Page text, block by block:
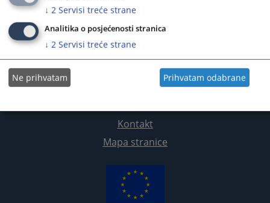
Kontakt
Mapa stranice
↓ 2 Servisi treće strane
Analitika o posjećenosti stranica
↓ 2 Servisi treće strane
Ne prihvatam Prihvatam odabrane